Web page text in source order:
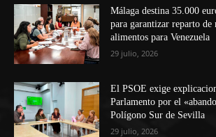
Málaga destina 35.000
para garantizar reparto
alimentos para Venezuela
29 julio, 2026
El PSOE exige
Parlamento por el
Polígono Sur de Sevilla
29 julio, 2026